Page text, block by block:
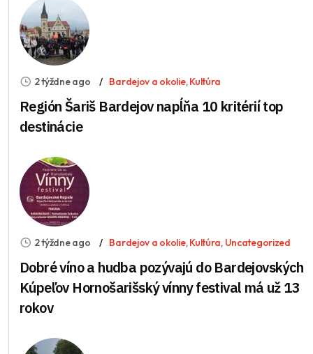
2 týždne ago Bardejov a okolie,Kultúra
Región Šariš Bardejov napĺňa 10 kritérií top
destinácie
2 týždne ago Bardejov a okolie,Kultúra, Uncategorized
Dobré víno a hudba pozývajú do Bardejovských
Kúpeľov Hornošarišský vínny festival má už 13
rokov